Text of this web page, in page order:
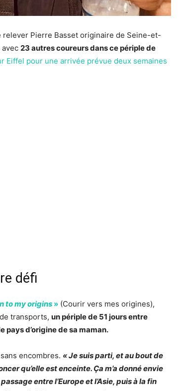
relever Pierre Basset originaire de Seine-et-
avec 23 autres coureurs dans ce périple de
Eiffel pour une arrivée prévue deux semaines
défi
to my origins » (Courir vers mes origines),
transports, un périple de 51 jours entre
pays d’origine de sa maman.
encombres. « Je suis parti, et au bout de
qu’elle est enceinte. Ça m’a donné envie
entre l’Europe et l’Asie, puis à la fin